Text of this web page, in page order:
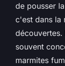
de pousser
c'est dans la
découvertes.
souvent
marmites